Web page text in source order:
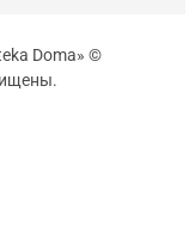
Doma» ©